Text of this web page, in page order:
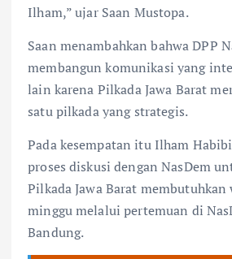
Ilham,” ujar Saan Mustopa.
Saan menambahkan bahwa DPP
membangun komunikasi yang
lain karena Pilkada Jawa Barat
satu pilkada yang strategis.
Pada kesempatan itu Ilham
proses diskusi dengan NasDem
Pilkada Jawa Barat
minggu melalui pertemuan di
Bandung.